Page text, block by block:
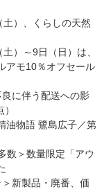
土）、くらしの天然
）～9日（日）は、
アモ10％オフセール
良に伴う配送への影
油物語 鷺島広子／第
数＞数量限定「アウ
＞新製品・廃番、価